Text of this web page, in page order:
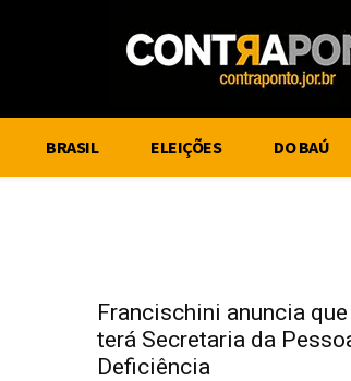
BRASIL ELEIÇÕES DO BAÚ
Francischini anuncia
terá Secretaria da
Deficiência